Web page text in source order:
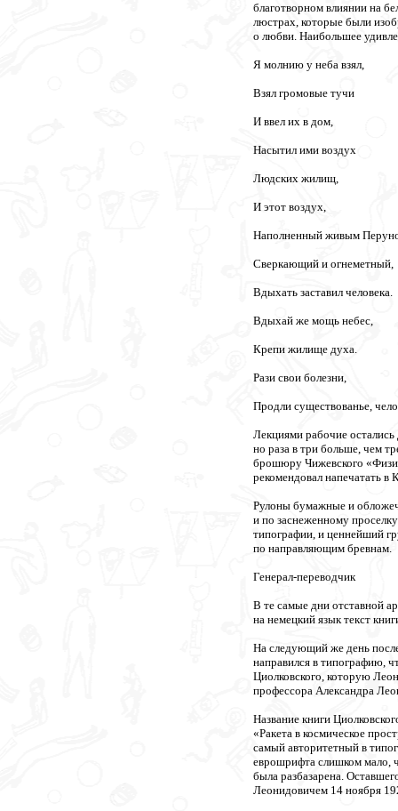
благотворном влиянии на
люстрах, которые были
о любви. Наибольшее
Я молнию у неба взял,
Взял громовые тучи
И ввел их в дом,
Насытил ими воздух
Людских жилищ,
И этот воздух,
Наполненный живым
Сверкающий и огнеметный,
Вдыхать заставил человека.
Вдыхай же мощь небес,
Крепи жилище духа.
Рази свои болезни,
Продли существованье,
Лекциями рабочие остались
но раза в три больше, чем
брошюру Чижевского
рекомендовал напечатать в
Рулоны бумажные и
и по заснеженному
типографии, и ценнейший
по направляющим бревнам.
Генерал-переводчик
В те самые дни отставной
на немецкий язык текст
На следующий же день
направился в типографию,
Циолковского, которую
профессора Александра
Название книги
«Ракета в космическое
самый авторитетный в
еврошрифта слишком мало,
была разбазарена.
Леонидовичем 14 ноября